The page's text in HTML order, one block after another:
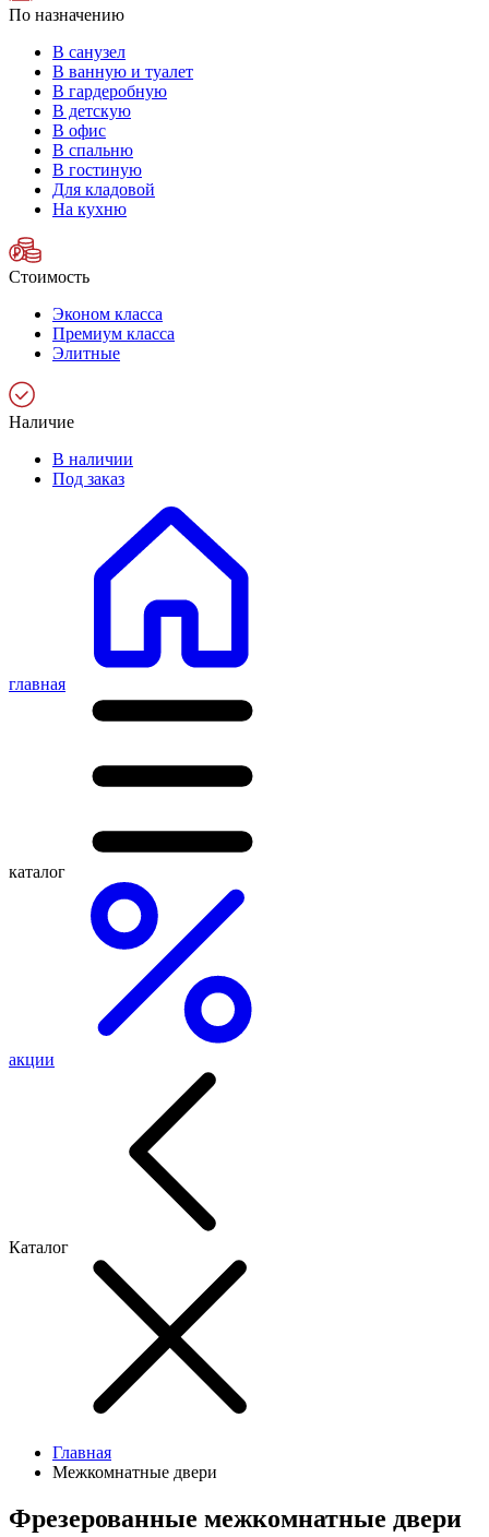
По назначению
В санузел
В ванную и туалет
В гардеробную
В детскую
В офис
В спальню
В гостиную
Для кладовой
На кухню
Стоимость
Эконом класса
Премиум класса
Элитные
Наличие
В наличии
Под заказ
главная
каталог
акции
Каталог
Главная
Межкомнатные двери
Фрезерованные межкомнатные двери